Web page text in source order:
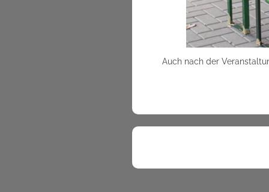
Auch nach der